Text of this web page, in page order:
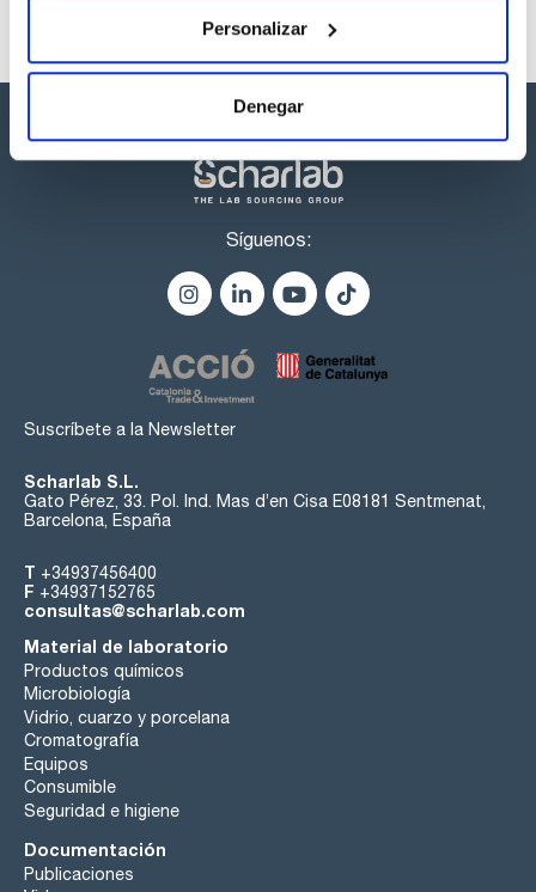
Personalizar
Denegar
Síguenos:
Suscríbete a la Newsletter
Scharlab S.L.
Gato Pérez, 33. Pol. Ind. Mas d’en Cisa E08181 Sentmenat,
Barcelona, España
T +34937456400
F +34937152765
consultas@scharlab.com
Material de laboratorio
Productos químicos
Microbiología
Vidrio, cuarzo y porcelana
Cromatografía
Equipos
Consumible
Seguridad e higiene
Documentación
Publicaciones